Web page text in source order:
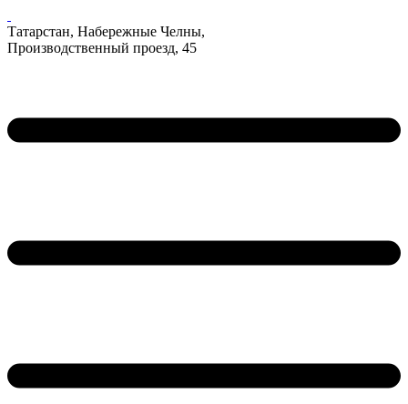
Татарстан, Набережные Челны,
Производственный проезд, 45